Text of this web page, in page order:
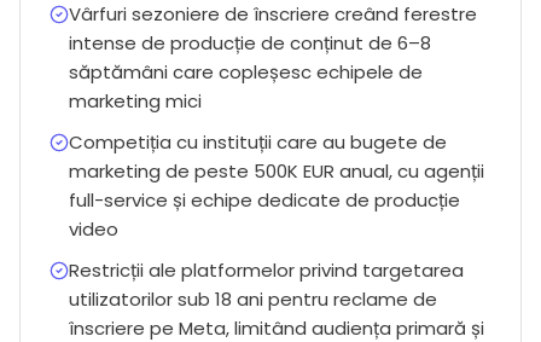
Vârfuri sezoniere de înscriere creând ferestre
intense de producție de conținut de 6–8
săptămâni care copleșesc echipele de
marketing mici
Competiția cu instituții care au bugete de
marketing de peste 500K EUR anual, cu agenții
full-service și echipe dedicate de producție
video
Restricții ale platformelor privind targetarea
utilizatorilor sub 18 ani pentru reclame de
înscriere pe Meta, limitând audiența primară și